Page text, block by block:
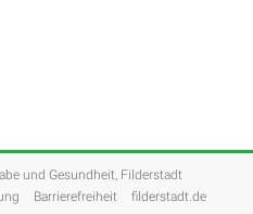
und Gesundheit, Filderstadt
Barrierefreiheit filderstadt.de